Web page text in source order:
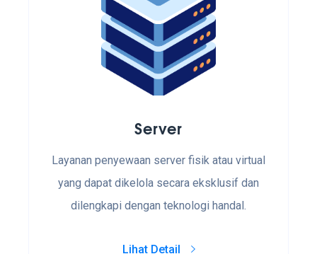
Server
Layanan penyewaan server fisik atau virtual
yang dapat dikelola secara eksklusif dan
dilengkapi dengan teknologi handal.
Lihat Detail